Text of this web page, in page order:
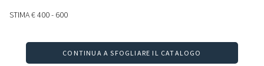
STIMA€ 400 - 600
CONTINUA A SFOGLIARE IL CATALOGO